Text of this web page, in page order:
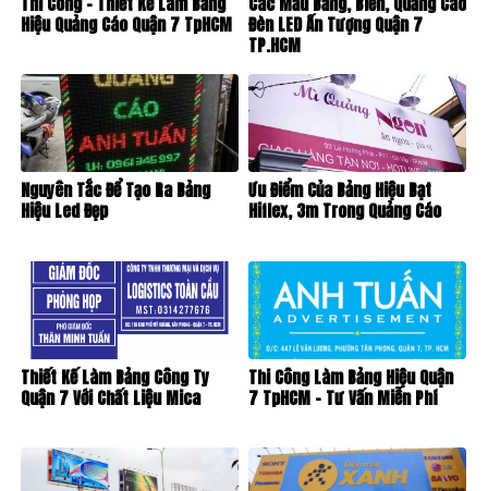
Hiệu Quảng Cáo Quận 7 TpHCM
Đèn LED Ấn Tượng Quận 7
TP.HCM
Nguyên Tắc Để Tạo Ra Bảng
Hiệu Led Đẹp
Ưu Điểm Của Bảng Hiệu Bạt
Hiflex, 3m Trong Quảng Cáo
Thiết Kế Làm Bảng Công Ty
Quận 7 Với Chất Liệu Mica
Thi Công Làm Bảng Hiệu Quận
7 TpHCM – Tư Vấn Miễn Phí